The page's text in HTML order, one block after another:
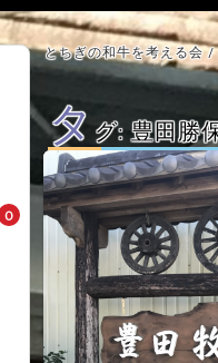
とちぎの和牛を考える会 /
0
タ グ:豊田勝